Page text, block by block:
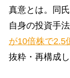
真意とは。同
自身の投資手
が10倍株で2.5
抜粋・再構成